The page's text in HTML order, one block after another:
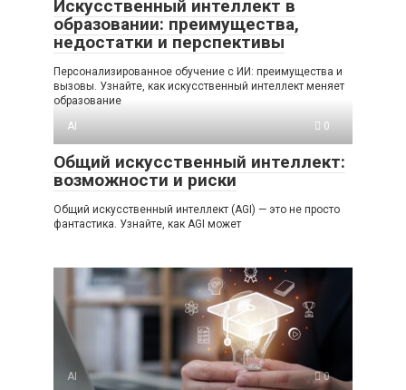
Искусственный интеллект в
образовании: преимущества,
недостатки и перспективы
Персонализированное обучение с ИИ: преимущества и
вызовы. Узнайте, как искусственный интеллект меняет
образование
AI
0
Общий искусственный интеллект:
возможности и риски
Общий искусственный интеллект (AGI) — это не просто
фантастика. Узнайте, как AGI может
AI 0